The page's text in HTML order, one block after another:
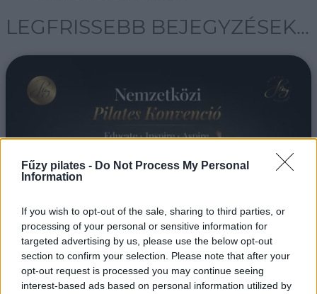
Fűzy pilates - Do Not Process My Personal
Information
If you wish to opt-out of the sale, sharing to third parties, or
processing of your personal or sensitive information for
targeted advertising by us, please use the below opt-out
section to confirm your selection. Please note that after your
opt-out request is processed you may continue seeing
interest-based ads based on personal information utilized by
LEGFRISSEBB BEJEGYZÉSEK...
II. NEMZETKÖZI PILATES KONVENCIÓ MAGYARORSZÁGON